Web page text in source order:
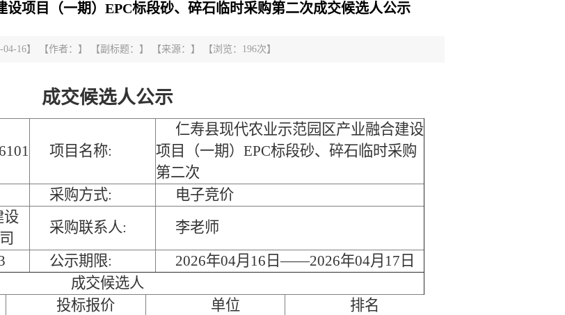
项目（一期）EPC标段砂、碎石临时采购第二次成交候选人公示
04-16】 【作者：】 【副标题：】 【来源：】 【浏览： 196次】
成交候选人公示
项目名称:
仁寿县现代农业示范园区产业融合建设
项目（一期）EPC标段砂、碎石临时采购
第二次
采购方式:
电子竞价
设
采购联系人:
李老师
公示期限:
2026年04月16日——2026年04月17日
成交候选人
投标报价 单位 排名